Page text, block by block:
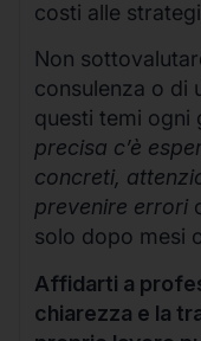
costi alle
Non
consulenza o di
questi temi ogni
precisa c’è
concreti,
prevenire errori
solo dopo mesi
Affidarti a
chiarezza e la